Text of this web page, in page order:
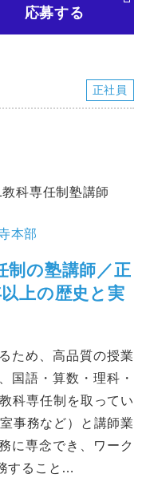
応募する
正社員
科専任制塾講師
の塾講師／正
上の歴史と実
ため、高品質の授業
国語・算数・理科・
科専任制を取ってい
事務など）と講師業
に専念でき、ワーク
すること…